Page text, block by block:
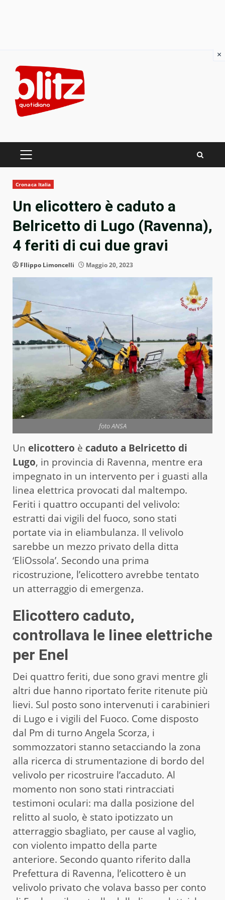
content
PRIMARY
Cronaca Italia
Un elicottero è caduto a
Belricetto di Lugo (Ravenna),
4 feriti di cui due gravi
FIlippo Limoncelli Maggio 20, 2023
foto ANSA
Un elicottero è caduto a Belricetto di
Lugo, in provincia di Ravenna, mentre era
impegnato in un intervento per i guasti alla
linea elettrica provocati dal maltempo.
Feriti i quattro occupanti del velivolo:
estratti dai vigili del fuoco, sono stati
portate via in eliambulanza. Il velivolo
sarebbe un mezzo privato della ditta
‘EliOssola’. Secondo una prima
ricostruzione, l’elicottero avrebbe tentato
un atterraggio di emergenza.
Elicottero caduto,
controllava le linee elettriche
per Enel
Dei quattro feriti, due sono gravi mentre gli
altri due hanno riportato ferite ritenute più
lievi. Sul posto sono intervenuti i carabinieri
di Lugo e i vigili del Fuoco. Come disposto
dal Pm di turno Angela Scorza, i
sommozzatori stanno setacciando la zona
alla ricerca di strumentazione di bordo del
velivolo per ricostruire l’accaduto. Al
momento non sono stati rintracciati
testimoni oculari: ma dalla posizione del
relitto al suolo, è stato ipotizzato un
atterraggio sbagliato, per cause al vaglio,
con violento impatto della parte
anteriore. Secondo quanto riferito dalla
Prefettura di Ravenna, l’elicottero è un
velivolo privato che volava basso per conto
×